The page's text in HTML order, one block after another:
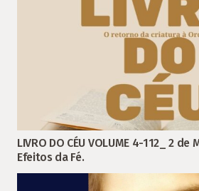
LIVRO DO CÉU VOLUME 4-112_ 2 de
Efeitos da Fé.